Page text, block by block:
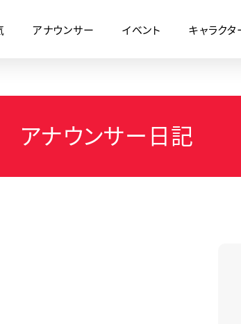
アナウンサー イベント キャラクタ
ナウンサー日記